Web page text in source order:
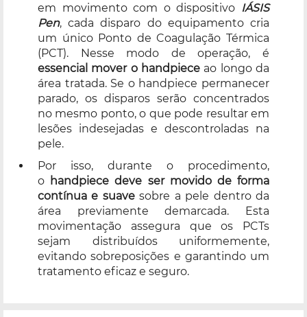
em movimento com o dispositivo IÁSIS
Pen, cada disparo do equipamento cria
um único Ponto de Coagulação Térmica
(PCT). Nesse modo de operação, é
essencial mover o handpiece ao longo da
área tratada. Se o handpiece permanecer
parado, os disparos serão concentrados
no mesmo ponto, o que pode resultar em
lesões indesejadas e descontroladas na
pele.
Por isso, durante o procedimento,
o handpiece deve ser movido de forma
contínua e suavesobre a pele dentro da
área previamente demarcada. Esta
movimentação assegura que os PCTs
sejam distribuídos uniformemente,
evitando sobreposições e garantindo um
tratamento eficaz e seguro.